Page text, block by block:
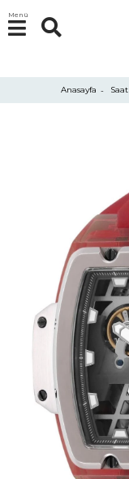
Menü
Anasayfa Saat